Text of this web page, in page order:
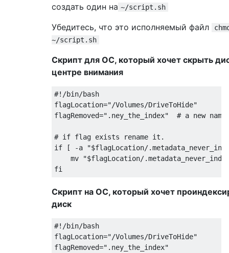
создать один на ~/script.sh
Убедитесь, что это исполняемый файл
~/script.sh
Скрипт для ОС, который хочет скрыть
центре внимания
#!/bin/bash
flagLocation="/Volumes/DriveToHide"
flagRemoved=".ney_the_index"  # a new name
# if flag exists rename it.
if [ -a "$flagLocation/
mv "$flagLocation/
Скрипт на ОС, который хочет
диск
#!/bin/bash
flagLocation="/Volumes/DriveToHide"
flagRemoved=".ney_the_index"